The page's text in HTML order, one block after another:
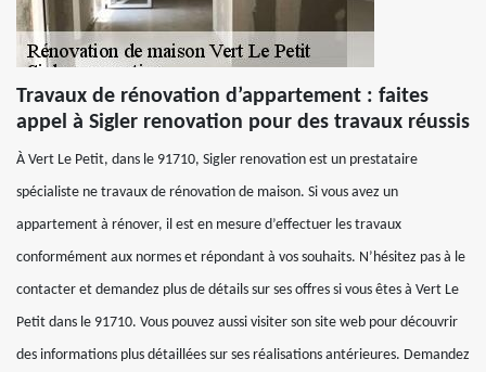
Travaux de rénovation d’appartement : faites
appel à Sigler renovation pour des travaux réussis
À Vert Le Petit, dans le 91710, Sigler renovation est un prestataire
spécialiste ne travaux de rénovation de maison. Si vous avez un
appartement à rénover, il est en mesure d’effectuer les travaux
conformément aux normes et répondant à vos souhaits. N’hésitez pas à le
contacter et demandez plus de détails sur ses offres si vous êtes à Vert Le
Petit dans le 91710. Vous pouvez aussi visiter son site web pour découvrir
des informations plus détaillées sur ses réalisations antérieures. Demandez